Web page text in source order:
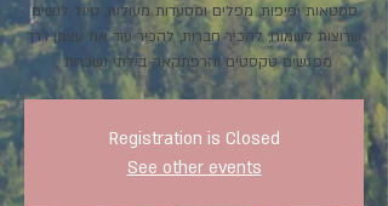
סמטאות יפיפות, מפלים ומסעדות מעולות, טיול לנשים
שרוצות לשמוח, להכיר חברות, להכיר עוד את עצמן דרך
מפגשים טקסטים והרפתקאה בילתי נשכחת .
Registration is Closed
See other events